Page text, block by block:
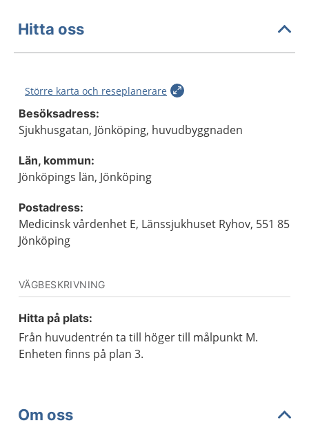
Hitta oss
Större karta och reseplanerare
Besöksadress:
Sjukhusgatan, Jönköping, huvudbyggnaden
Län, kommun:
Jönköpings län, Jönköping
Postadress:
Medicinsk vårdenhet E, Länssjukhuset Ryhov, 551 85
Jönköping
VÄGBESKRIVNING
Hitta på plats:
Från huvudentrén ta till höger till målpunkt M.
Enheten finns på plan 3.
Om oss